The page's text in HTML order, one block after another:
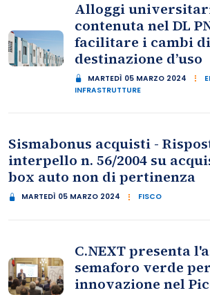
Alloggi
contenuta nel DL
facilitare i cambi di
destinazione d’uso
MARTEDÌ 05 MARZO 2024
INFRASTRUTTURE
Sismabonus acquisti -
interpello n. 56/2004 su
box auto non di pertinenza
MARTEDÌ 05 MARZO 2024 FISCO
C.NEXT presenta
semaforo verde
innovazione nel